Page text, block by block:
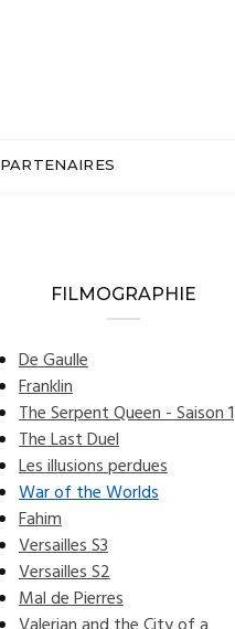
PARTENAIRES
FILMOGRAPHIE
De Gaulle
Franklin
The Serpent Queen - Saison 1
The Last Duel
Les illusions perdues
War of the Worlds
Fahim
Versailles S3
Versailles S2
Mal de Pierres